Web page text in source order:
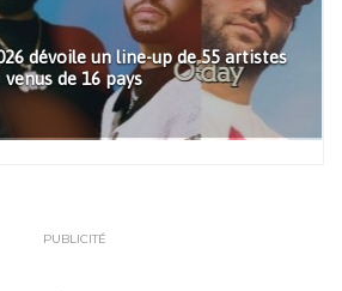
dévoile un line-up de 55 artistes
venus de 16 pays
PUBLICITÉ